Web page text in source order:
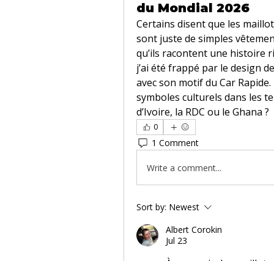
du Mondial 2026
Certains disent que les
sont juste de simples
qu’ils racontent une histoire
j’ai été frappé par le design
avec son motif du Car
symboles culturels dans les
d’Ivoire, la RDC ou le Ghana ?
0
1 Comment
Write a comment...
Sort by: Newest
Albert Corokin
Jul 23